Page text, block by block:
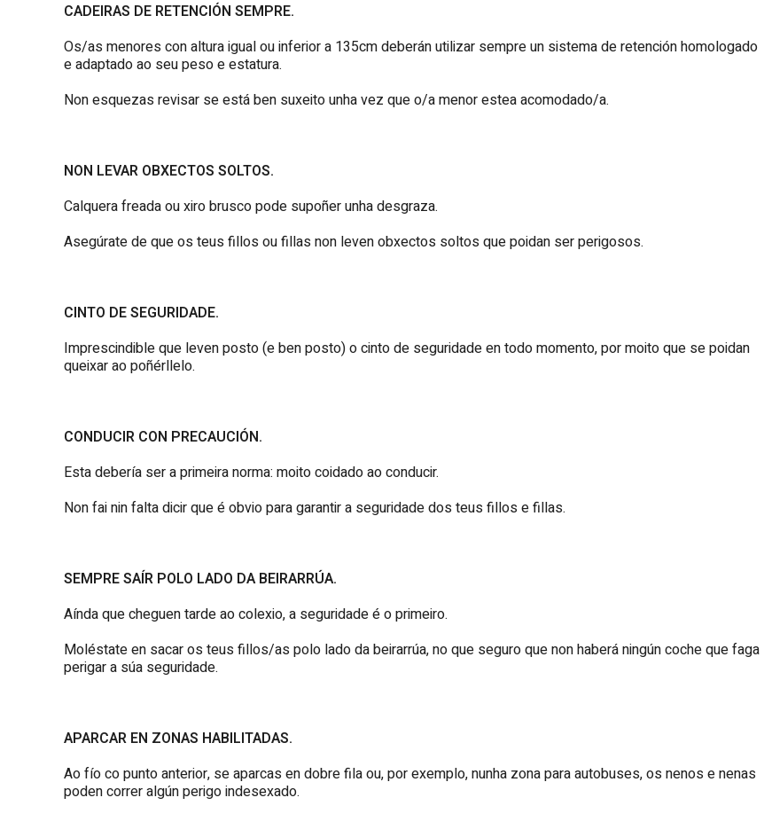
CADEIRAS DE RETENCIÓN SEMPRE.
Os/as menores con altura igual ou inferior a 135cm deberán utilizar sempre un sistema de retención homologado
e adaptado ao seu peso e estatura.
Non esquezas revisar se está ben suxeito unha vez que o/a menor estea acomodado/a.
NON LEVAR OBXECTOS SOLTOS.
Calquera freada ou xiro brusco pode supoñer unha desgraza.
Asegúrate de que os teus fillos ou fillas non leven obxectos soltos que poidan ser perigosos.
CINTO DE SEGURIDADE.
Imprescindible que leven posto (e ben posto) o cinto de seguridade en todo momento, por moito que se poidan
queixar ao poñérllelo.
CONDUCIR CON PRECAUCIÓN.
Esta debería ser a primeira norma: moito coidado ao conducir.
Non fai nin falta dicir que é obvio para garantir a seguridade dos teus fillos e fillas.
SEMPRE SAÍR POLO LADO DA BEIRARRÚA.
Aínda que cheguen tarde ao colexio, a seguridade é o primeiro.
Moléstate en sacar os teus fillos/as polo lado da beirarrúa, no que seguro que non haberá ningún coche que faga
perigar a súa seguridade.
APARCAR EN ZONAS HABILITADAS.
Ao fío co punto anterior, se aparcas en dobre fila ou, por exemplo, nunha zona para autobuses, os nenos e nenas
poden correr algún perigo indesexado.